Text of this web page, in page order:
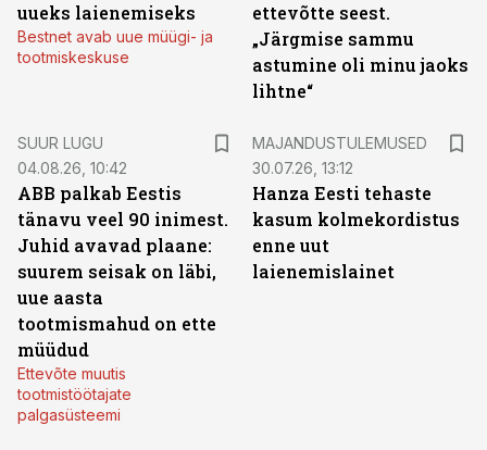
uueks laienemiseks
Bestnet avab uue müügi- ja
tootmiskeskuse
ettevõtte seest.
„Järgmise sammu
astumine oli minu jaoks
lihtne“
SUUR LUGU
04.08.26, 10:42
ABB palkab Eestis
tänavu veel 90 inimest.
Juhid avavad plaane:
suurem seisak on läbi,
uue aasta
tootmismahud on ette
müüdud
Ettevõte muutis
tootmistöötajate
palgasüsteemi
MAJANDUSTULEMUSED
30.07.26, 13:12
Hanza Eesti tehaste
kasum kolmekordistus
enne uut
laienemislainet